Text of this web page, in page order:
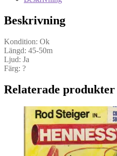
(Super
ljud)
Beskrivning
Kondition: Ok
Längd: 45-50m
Ljud: Ja
Färg: ?
Relaterade produkter